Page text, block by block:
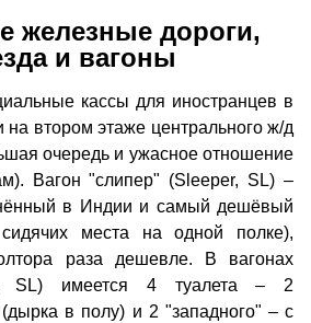
железные дороги,
и вагоны
кассы для иностранцев в
на втором этаже центрального ж/д
очередь и ужасное отношение
Вагон "слипер" (Sleeper, SL) –
в Индии и самый дешёвый
места на одной полке),
раза дешевле. В вагонах
SL) имеется 4 туалета – 2
(дырка в полу) и 2 "западного" – с